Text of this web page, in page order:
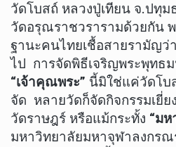
วัดโบสถ์ หลวงปู่เทียน จ.ปทุ
วัดอรุณราชวรารามด้วยกัน
ฐานะคนไทยเชื้อสายรามัญว่
ไป การจัดพิธีเจริญพระพุทธม
“เจ้าคุณพระ” นี้มิใช่แค่วัดโบ
จัด หลายวัดก็จัดกิจกรรมเยี่ย
วัดราษฎร์ หรือแม้กระทั้ง “มห
มหาวิทยาลัยมหาจุฬาลงกร